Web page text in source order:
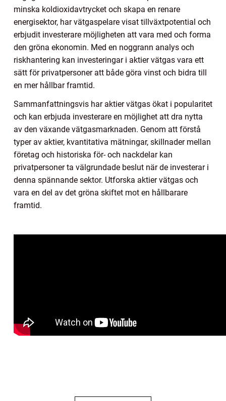
minska koldioxidavtrycket och skapa en renare
energisektor, har vätgaspelare visat tillväxtpotential och
erbjudit investerare möjligheten att vara med och forma
den gröna ekonomin. Med en noggrann analys och
riskhantering kan investeringar i aktier vätgas vara ett
sätt för privatpersoner att både göra vinst och bidra till
en mer hållbar framtid.
Sammanfattningsvis har aktier vätgas ökat i popularitet
och kan erbjuda investerare en möjlighet att dra nytta
av den växande vätgasmarknaden. Genom att förstå
typer av aktier, kvantitativa mätningar, skillnader mellan
företag och historiska för- och nackdelar kan
privatpersoner ta välgrundade beslut när de investerar i
denna spännande sektor. Utforska aktier vätgas och
vara en del av det gröna skiftet mot en hållbarare
framtid.